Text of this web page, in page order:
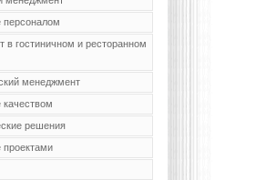
персоналом
в гостиничном и ресторанном
менеджмент
качеством
решения
проектами